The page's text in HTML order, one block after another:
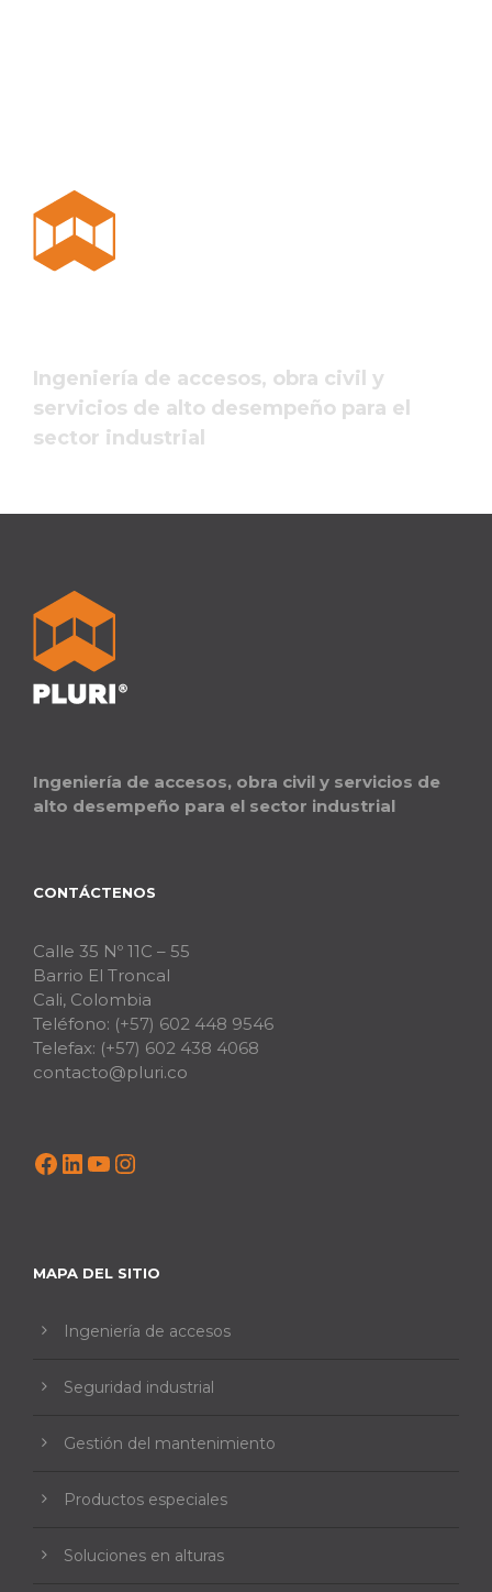
Ingeniería de accesos, obra civil y
servicios de alto desempeño para el
sector industrial
Ingeniería de accesos, obra civil y servicios de
alto desempeño para el sector industrial
CONTÁCTENOS
Calle 35 Nº 11C – 55
Barrio El Troncal
Cali, Colombia
Teléfono: (+57) 602 448 9546
Telefax: (+57) 602 438 4068
contacto@pluri.co
Facebook LinkedIn YouTube Instagram
MAPA DEL SITIO
Ingeniería de accesos
Seguridad industrial
Gestión del mantenimiento
Productos especiales
Soluciones en alturas